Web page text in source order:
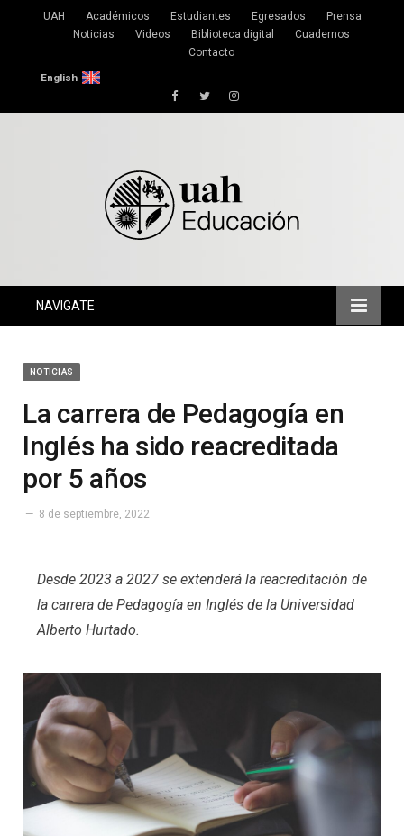
UAH Académicos Estudiantes Egresados
Prensa
Noticias
Videos Biblioteca digital
Cuadernos
Contacto
English
FacebookTwitterInstagram
NAVIGATE
NOTICIAS
La carrera de Pedagogía en
Inglés ha sido reacreditada
por 5 años
8 de septiembre, 2022
Desde 2023 a 2027 se extenderá la reacreditación de
la carrera de Pedagogía en Inglés de la Universidad
Alberto Hurtado.